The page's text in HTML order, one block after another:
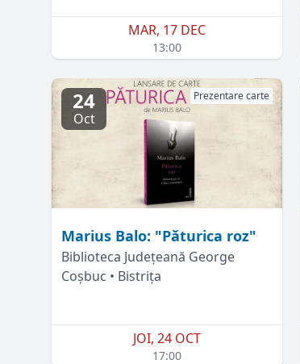
MAR, 17 DEC
13:00
24
Oct
Prezentare carte
Marius Balo: "Păturica roz"
Biblioteca Județeană George
Coșbuc • Bistrița
JOI, 24 OCT
17:00